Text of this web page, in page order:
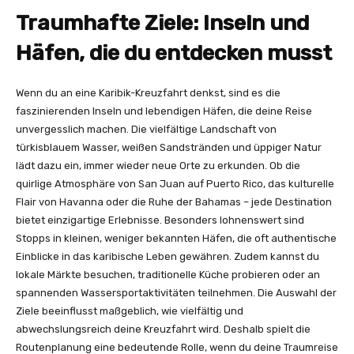
Traumhafte Ziele: Inseln und
Häfen, die du entdecken musst
Wenn du an eine Karibik-Kreuzfahrt denkst, sind es die
faszinierenden Inseln und lebendigen Häfen, die deine Reise
unvergesslich machen. Die vielfältige Landschaft von
türkisblauem Wasser, weißen Sandstränden und üppiger Natur
lädt dazu ein, immer wieder neue Orte zu erkunden. Ob die
quirlige Atmosphäre von San Juan auf Puerto Rico, das kulturelle
Flair von Havanna oder die Ruhe der Bahamas – jede Destination
bietet einzigartige Erlebnisse. Besonders lohnenswert sind
Stopps in kleinen, weniger bekannten Häfen, die oft authentische
Einblicke in das karibische Leben gewähren. Zudem kannst du
lokale Märkte besuchen, traditionelle Küche probieren oder an
spannenden Wassersportaktivitäten teilnehmen. Die Auswahl der
Ziele beeinflusst maßgeblich, wie vielfältig und
abwechslungsreich deine Kreuzfahrt wird. Deshalb spielt die
Routenplanung eine bedeutende Rolle, wenn du deine Traumreise